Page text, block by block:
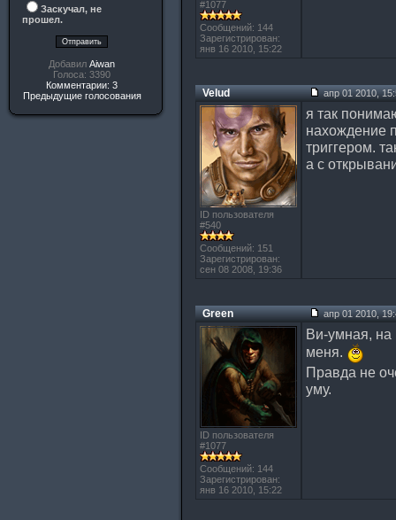
Заскучал, не
прошел.
Добавил Aiwan
Голоса: 3390
Комментарии: 3
Предыдущие голосования
#1077
Сообщений: 144
Зарегистрирован:
янв 16 2010, 15:22
Velud апр 01 2010,
ID пользователя
#540
Сообщений: 151
Зарегистрирован:
сен 08 2008, 19:36
я так
нахождение
триггером.
а с
Green апр 01 2010,
ID пользователя
#1077
Сообщений: 144
Зарегистрирован:
янв 16 2010, 15:22
Ви-умная, на
меня.
Правда не
уму.